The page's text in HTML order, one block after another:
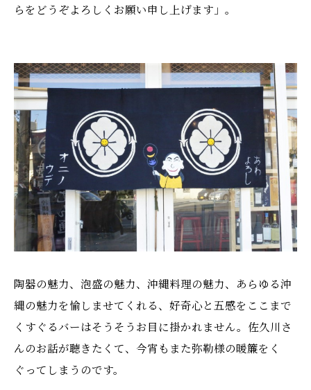
らをどうぞよろしくお願い申し上げます」。
陶器の魅力、泡盛の魅力、沖縄料理の魅力、あらゆる沖
縄の魅力を愉しませてくれる、好奇心と五感をここまで
くすぐるバーはそうそうお目に掛かれません。佐久川さ
んのお話が聴きたくて、今宵もまた弥勒様の暖簾をく
ぐってしまうのです。